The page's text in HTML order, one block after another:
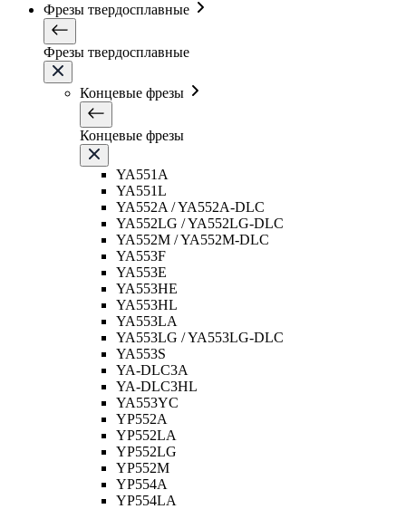
Фрезы твердосплавные
Фрезы твердосплавные
Концевые фрезы
Концевые фрезы
YA551A
YA551L
YA552A / YA552A-DLC
YA552LG / YA552LG-DLC
YA552M / YA552M-DLC
YA553F
YA553E
YA553HE
YA553HL
YA553LA
YA553LG / YA553LG-DLC
YA553S
YA-DLC3A
YA-DLC3HL
YA553YC
YP552A
YP552LA
YP552LG
YP552M
YP554A
YP554LA